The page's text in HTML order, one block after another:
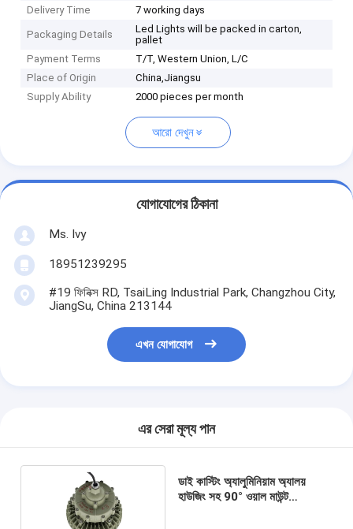
Delivery Time
7 working days
Packaging Details
Led Lights will be packed in carton,
pallet
Payment Terms
T/T, Western Union, L/C
Place of Origin
China,Jiangsu
Supply Ability
2000 pieces per month
আরো দেখুন
যোগাযোগের ঠিকানা
Ms. Ivy
18951239295
#19 ফিনিক্স RD, TsaiLing Industrial Park, Changzhou City,
JiangSu, China 213144
এখন যোগাযোগ
এর সেরা মূল্য পান
ডাই কাস্টিং অ্যালুমিনিয়াম অ্যালয়
হাউজিং সহ 90° ওয়াল মাউন্ট